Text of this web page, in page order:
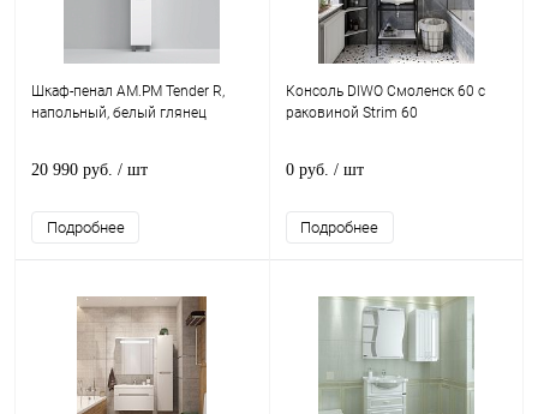
Шкаф-пенал AM.PM Tender R,
напольный, белый глянец
20 990 руб. / шт
Подробнее
Консоль DIWO Смоленск 60 с
раковиной Strim 60
0 руб. / шт
Подробнее